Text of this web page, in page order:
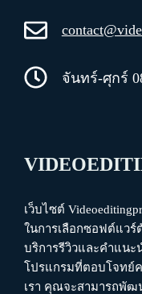
จันทร์-ศุกร์
เว็บไซต์
ในการเลือกซอฟต์แวร์
บริการรีวิวและคำแนะ
โปรแกรมที่ตอบโจทย์
เรา คุณจะสามารถพัฒ